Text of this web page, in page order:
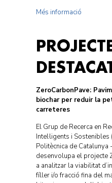
Més informació
ZeroCarbonPave:
biochar per reduir la
carreteres
El Grup de Recerca en
Intel·ligents i
Politècnica de Catalunya
desenvolupa el projecte
a analitzar la viabilitat
fíller i/o fracció fina del